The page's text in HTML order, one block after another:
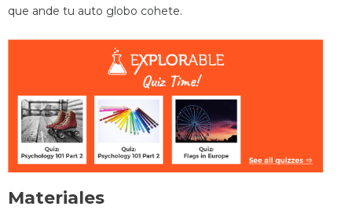
que ande tu auto globo cohete.
Materiales